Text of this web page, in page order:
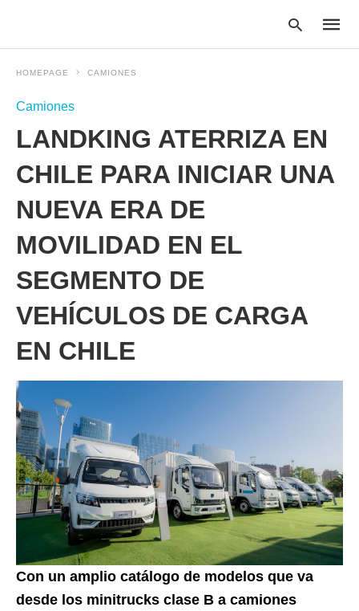
your
search
query
and
HOMEPAGE CAMIONES
Camiones
LANDKING ATERRIZA EN
CHILE PARA INICIAR UNA
NUEVA ERA DE
MOVILIDAD EN EL
SEGMENTO DE
VEHÍCULOS DE CARGA
EN CHILE
Con un amplio catálogo de modelos que va
desde los minitrucks clase B a camiones